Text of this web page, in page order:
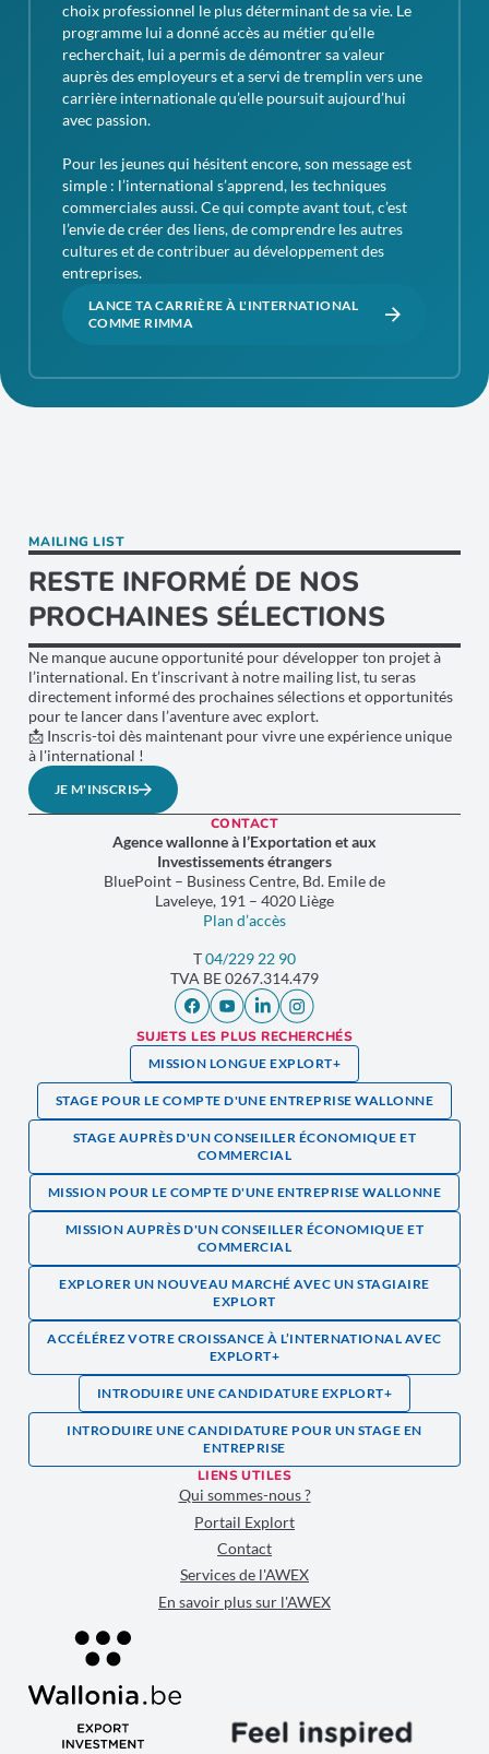
choix professionnel le plus déterminant de sa vie. Le
programme lui a donné accès au métier qu’elle
recherchait, lui a permis de démontrer sa valeur
auprès des employeurs et a servi de tremplin vers une
carrière internationale qu’elle poursuit aujourd’hui
avec passion.
Pour les jeunes qui hésitent encore, son message est
simple : l’international s’apprend, les techniques
commerciales aussi. Ce qui compte avant tout, c’est
l’envie de créer des liens, de comprendre les autres
cultures et de contribuer au développement des
entreprises.
LANCE TA CARRIÈRE À L'INTERNATIONAL
COMME RIMMA
MAILING LIST
RESTE INFORMÉ DE NOS
PROCHAINES SÉLECTIONS
Ne manque aucune opportunité pour développer ton projet à
l’international. En t’inscrivant à notre mailing list, tu seras
directement informé des prochaines sélections et opportunités
pour te lancer dans l’aventure avec explort.
📩 Inscris-toi dès maintenant pour vivre une expérience unique
à l'international !
JE M'INSCRIS
CONTACT
Agence wallonne à l’Exportation et aux
Investissements étrangers
BluePoint – Business Centre, Bd. Emile de
Laveleye, 191 – 4020 Liège
Plan d’accès
T04/229 22 90
TVA BE 0267.314.479
SUJETS LES PLUS RECHERCHÉS
MISSION LONGUE EXPLORT+
STAGE POUR LE COMPTE D'UNE ENTREPRISE WALLONNE
STAGE AUPRÈS D'UN CONSEILLER ÉCONOMIQUE ET
COMMERCIAL
MISSION POUR LE COMPTE D'UNE ENTREPRISE WALLONNE
MISSION AUPRÈS D'UN CONSEILLER ÉCONOMIQUE ET
COMMERCIAL
EXPLORER UN NOUVEAU MARCHÉ AVEC UN STAGIAIRE
EXPLORT
ACCÉLÉREZ VOTRE CROISSANCE À L’INTERNATIONAL AVEC
EXPLORT+
INTRODUIRE UNE CANDIDATURE EXPLORT+
INTRODUIRE UNE CANDIDATURE POUR UN STAGE EN
ENTREPRISE
LIENS UTILES
Qui sommes-nous ?
Portail Explort
Contact
Services de l'AWEX
En savoir plus sur l'AWEX